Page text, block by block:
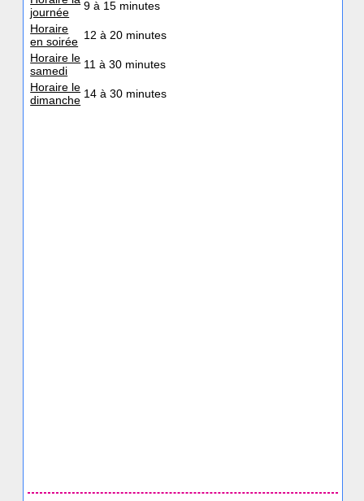
journée
9 à 15 minutes
Horaire
en soirée 12 à 20 minutes
Horaire le
samedi
11 à 30 minutes
Horaire le
dimanche 14 à 30 minutes